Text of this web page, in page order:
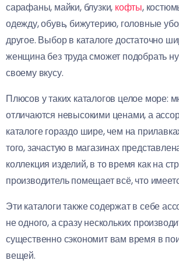
сарафаны, майки, блузки, кофты,
одежду, обувь, бижутерию, головные
другое. Выбор в каталоге достаточно
женщина без труда сможет подобрать
своему вкусу.
Плюсов у таких каталогов целое море:
отличаются невысокими ценами, а
каталоге гораздо шире, чем на
того, зачастую в магазинах
коллекция изделий, в то время как на
производитель помещает всё, что
Эти каталоги также содержат в себе
не одного, а сразу нескольких
существенно сэкономит вам время в
вещей.